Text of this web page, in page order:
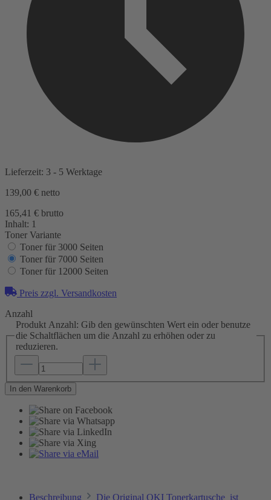
Lieferzeit: 3 - 5 Werktage
139,00 € netto
165,41 € brutto
Inhalt: 1
Toner Variante
Toner für 3000 Seiten
Toner für 7000 Seiten
Toner für 12000 Seiten
Preis zzgl. Versandkosten
Anzahl
Produkt Anzahl: Gib den gewünschten Wert ein oder benutze
die Schaltflächen um die Anzahl zu erhöhen oder zu
reduzieren.
In den Warenkorb
Beschreibung
Die Original OKI Tonerkartusche ist